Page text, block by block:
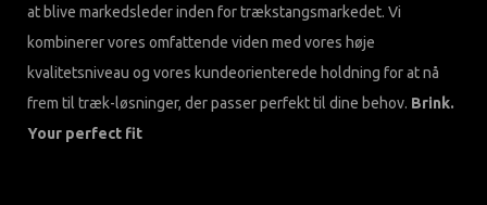
at blive markedsleder inden for trækstangsmarkedet. Vi
kombinerer vores omfattende viden med vores høje
kvalitetsniveau og vores kundeorienterede holdning for at nå
frem til træk-løsninger, der passer perfekt til dine behov. Brink.
Your perfect fit